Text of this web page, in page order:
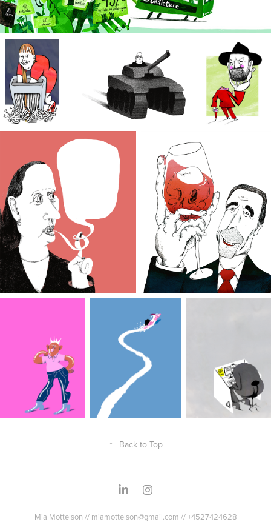
↑ Back to Top
Mia Mottelson // miamottelson@gmail.com // +4527424628